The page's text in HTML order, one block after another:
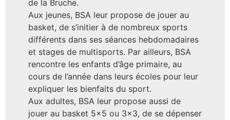
de la Bruche.
Aux jeunes, BSA leur propose de jouer au
basket, de s’initier à de nombreux sports
différents dans ses séances hebdomadaires
et stages de multisports. Par ailleurs, BSA
rencontre les enfants d’âge primaire, au
cours de l’année dans leurs écoles pour leur
expliquer les bienfaits du sport.
Aux adultes, BSA leur propose aussi de
jouer au basket 5×5 ou 3×3, de se dépenser